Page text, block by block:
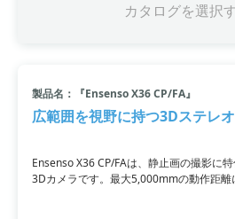
カタログを選択
製品名：『Ensenso X36 CP/FA』
広範囲を視野に持つ3Dステレ
Ensenso X36 CP/FAは、静止画の撮影に
3Dカメラです。最大5,000mmの動作距離
ッターや2Dカメラ『uEye』との組み合わ
像を撮影することができます。凹凸のな